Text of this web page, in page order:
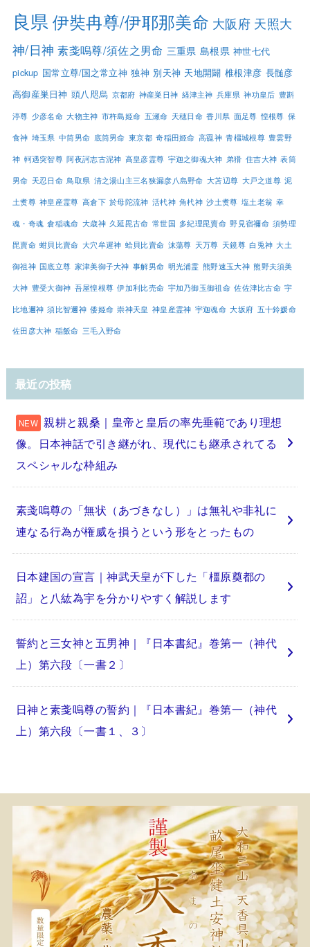
良県 伊奘冉尊/伊耶那美命 大阪府 天照大
神/日神 素戔嗚尊/須佐之男命 三重県 島根県 神世七代
pickup 国常立尊/国之常立神 独神 別天神 天地開闢 椎根津彦 長髄彦
高御産巣日神 頭八咫烏 京都府 神産巣日神 経津主神 兵庫県 神功皇后 豊斟
渟尊 少彦名命 大物主神 市杵島姫命 五瀬命 天穂日命 香川県 面足尊 惶根尊 保
食神 埼玉県 中筒男命 底筒男命 東京都 奇稲田姫命 高龗神 青橿城根尊 豊雲野
神 軻遇突智尊 阿夜訶志古泥神 高皇彦霊尊 宇迦之御魂大神 弟猾 住吉大神 表筒
男命 天忍日命 鳥取県 清之湯山主三名狭漏彦八島野命 大苫辺尊 大戸之道尊 泥
土煑尊 神皇産霊尊 高倉下 於母陀流神 活杙神 角杙神 沙土煑尊 塩土老翁 幸
魂・奇魂 倉稲魂命 大歳神 久延毘古命 常世国 多紀理毘賣命 野見宿禰命 須勢理
毘賣命 蚶貝比賣命 大穴牟遲神 蛤貝比賣命 沫蕩尊 天万尊 天鏡尊 白兎神 大土
御祖神 国底立尊 家津美御子大神 事解男命 明光浦霊 熊野速玉大神 熊野夫須美
大神 豊受大御神 吾屋惶根尊 伊加利比売命 宇加乃御玉御祖命 佐佐津比古命 宇
比地邇神 須比智邇神 倭姫命 崇神天皇 神皇産霊神 宇迦魂命 大坂府 五十鈴媛命
佐田彦大神 稲飯命 三毛入野命
最近の投稿
親耕と親桑｜皇帝と皇后の率先垂範であり理想
像。日本神話で引き継がれ、現代にも継承されてる
スペシャルな枠組み
素戔嗚尊の「無状（あづきなし）」は無礼や非礼に
連なる行為が権威を損うという形をとったもの
日本建国の宣言｜神武天皇が下した「橿原奠都の
詔」と八紘為宇を分かりやすく解説します
誓約と三女神と五男神｜『日本書紀』巻第一（神代
上）第六段〔一書２〕
日神と素戔嗚尊の誓約｜『日本書紀』巻第一（神代
上）第六段〔一書１、３〕